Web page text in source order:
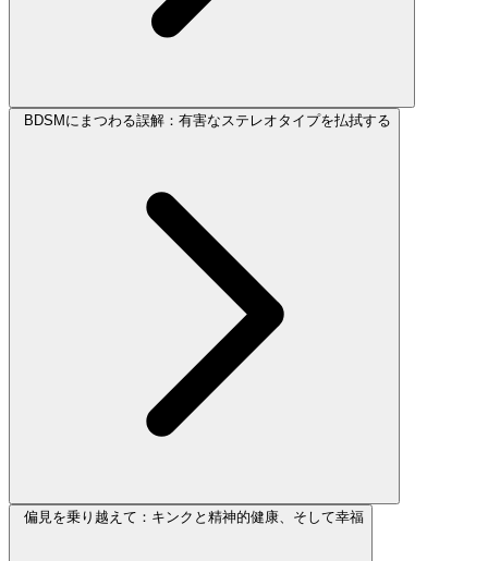
BDSMにまつわる誤解：有害なステレオタイプを払拭する
偏見を乗り越えて：キンクと精神的健康、そして幸福